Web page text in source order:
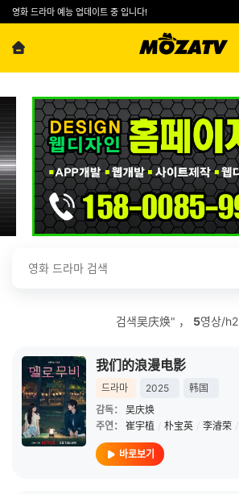
영화 드라마 예능 업데이트 중 입니다!
검색吴庆焕" ， 5영상/
我们的浪漫电影
드라마 2025
韩国
감독：
吴庆焕
주연：
崔宇植 / 朴宝英 / 李濬荣 /
바로보기